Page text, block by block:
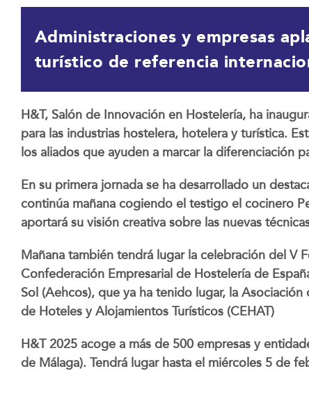
Administraciones y empresas
turístico de referencia
H&T, Salón de Innovación en Hostelería, ha
para las industrias hostelera, hotelera y turística.
los aliados que ayuden a marcar la diferenciación
En su primera jornada se ha desarrollado un
continúa mañana cogiendo el testigo el cocinero
aportará su visión creativa sobre las nuevas
Mañana también tendrá lugar la celebración del V
Confederación Empresarial de Hostelería de
Sol (Aehcos), que ya ha tenido lugar, la
de Hoteles y Alojamientos Turísticos (CEHAT)
H&T 2025 acoge a más de 500 empresas y
de Málaga). Tendrá lugar hasta el miércoles 5 de